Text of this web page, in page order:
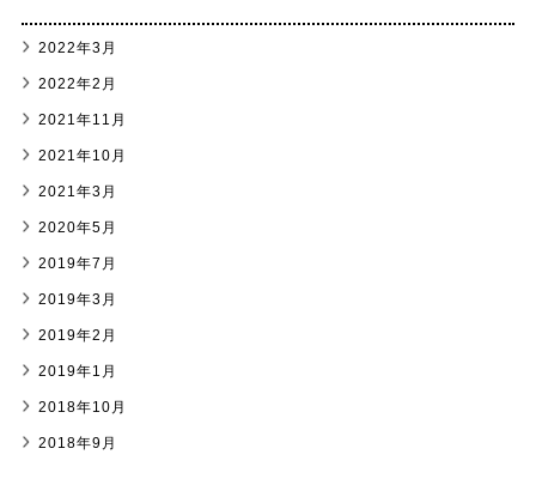
2022年3月
2022年2月
2021年11月
2021年10月
2021年3月
2020年5月
2019年7月
2019年3月
2019年2月
2019年1月
2018年10月
2018年9月